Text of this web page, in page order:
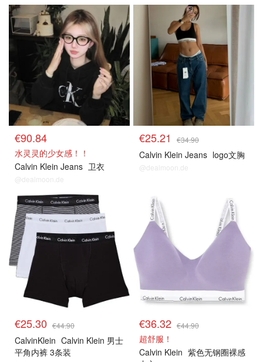
€90.84
水灵灵的少女感！！
Calvin Klein Jeans 卫衣
@dealmoon.de
€25.21 €34.90
Calvin Klein Jeans logo文胸
@dealmoon.de
€25.30 €44.90
CalvinKlein Calvin Klein 男士
平角内裤 3条装
€36.32 €44.90
超舒服！
Calvin Klein 紫色无钢圈裸感